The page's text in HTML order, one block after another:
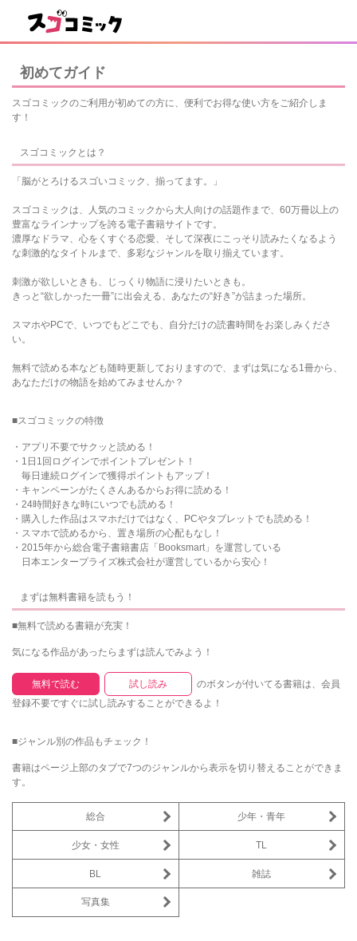
初めてガイド
スゴコミックのご利用が初めての方に、便利でお得な使い方をご紹介しま
す！
スゴコミックとは？
「脳がとろけるスゴいコミック、揃ってます。」
スゴコミックは、人気のコミックから大人向けの話題作まで、60万冊以上の
豊富なラインナップを誇る電子書籍サイトです。
濃厚なドラマ、心をくすぐる恋愛、そして深夜にこっそり読みたくなるよう
な刺激的なタイトルまで、多彩なジャンルを取り揃えています。
刺激が欲しいときも、じっくり物語に浸りたいときも。
きっと“欲しかった一冊”に出会える、あなたの“好き”が詰まった場所。
スマホやPCで、いつでもどこでも、自分だけの読書時間をお楽しみくださ
い。
無料で読める本なども随時更新しておりますので、まずは気になる1冊から、
あなただけの物語を始めてみませんか？
■スゴコミックの特徴
・アプリ不要でサクッと読める！
・1日1回ログインでポイントプレゼント！
毎日連続ログインで獲得ポイントもアップ！
・キャンペーンがたくさんあるからお得に読める！
・24時間好きな時にいつでも読める！
・購入した作品はスマホだけではなく、PCやタブレットでも読める！
・スマホで読めるから、置き場所の心配もなし！
・2015年から総合電子書籍書店「Booksmart」を運営している
日本エンタープライズ株式会社が運営しているから安心！
まずは無料書籍を読もう！
■無料で読める書籍が充実！
気になる作品があったらまずは読んでみよう！
無料で読む 試し読み
のボタンが付いてる書籍は、会員
登録不要ですぐに試し読みすることができるよ！
■ジャンル別の作品もチェック！
書籍はページ上部のタブで7つのジャンルから表示を切り替えることができま
す。
総合 少年・青年
少女・女性 TL
BL 雑誌
写真集